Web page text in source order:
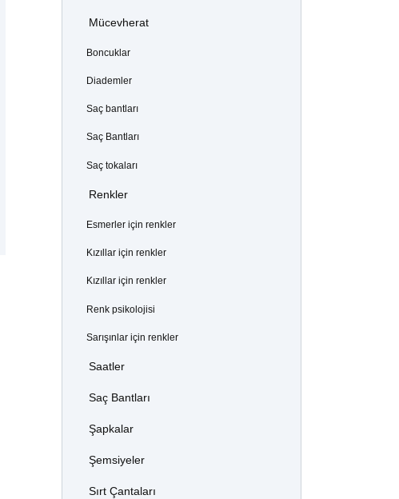
Mücevherat
Boncuklar
Diademler
Saç bantları
Saç Bantları
Saç tokaları
Renkler
Esmerler için renkler
Kızıllar için renkler
Kızıllar için renkler
Renk psikolojisi
Sarışınlar için renkler
Saatler
Saç Bantları
Şapkalar
Şemsiyeler
Sırt Çantaları